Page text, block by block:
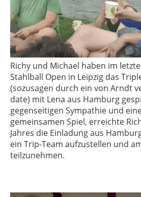
Richy und Michael haben im
Stahlball Open in Leipzig das
(sozusagen durch ein von Arndt
date) mit Lena aus Hamburg
gegenseitigen Sympathie und
gemeinsamen Spiel, erreichte
Jahres die Einladung aus
ein Trip-Team aufzustellen und
teilzunehmen.